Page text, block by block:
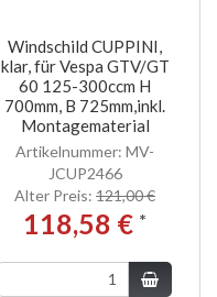
Windschild CUPPINI,
klar, für Vespa GTV/GT
60 125-300ccm H
700mm, B 725mm,inkl.
Montagematerial
Artikelnummer: MV-
JCUP2466
Alter Preis: 121,00 €
118,58 € *